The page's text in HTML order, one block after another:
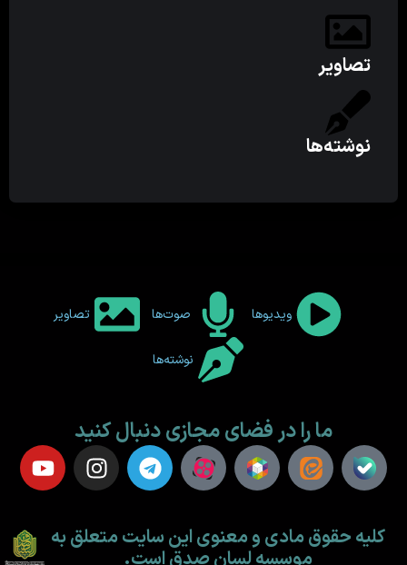
تصاویر
نوشته‌ها
ویدیوها صوت‌ها تصاویر
نوشته‌ها
ما را در فضای مجازی دنبال کنید
کلیه حقوق مادی و معنوی این سایت متعلق به